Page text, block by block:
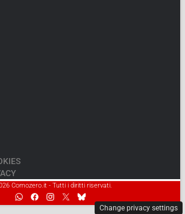
Comozero.it - Tutti i diritti riservati.
Change privacy settings